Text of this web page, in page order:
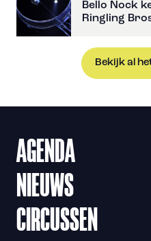
Bello Nock
Ringling
Bekijk al
AGENDA
NIEUWS
CIRCUSSEN